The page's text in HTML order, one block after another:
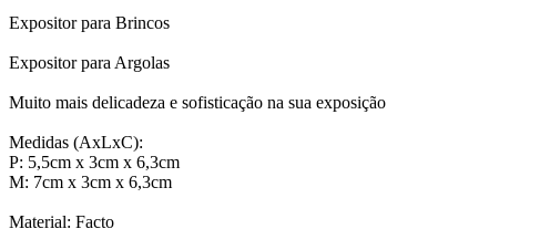
Expositor para Brincos
Expositor para Argolas
Muito mais delicadeza e sofisticação na sua exposição
Medidas (AxLxC):
P: 5,5cm x 3cm x 6,3cm
M: 7cm x 3cm x 6,3cm
Material: Facto